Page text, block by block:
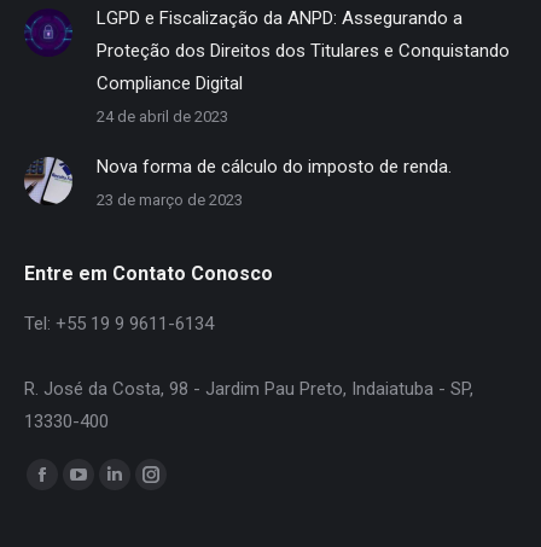
LGPD e Fiscalização da ANPD: Assegurando a
Proteção dos Direitos dos Titulares e Conquistando
Compliance Digital
24 de abril de 2023
Nova forma de cálculo do imposto de renda.
23 de março de 2023
Entre em Contato Conosco
Tel: +55 19 9 9611-6134
R. José da Costa, 98 - Jardim Pau Preto, Indaiatuba - SP,
13330-400
Encontre-nos em:
FacebookYouTubeLinkedinInstagram